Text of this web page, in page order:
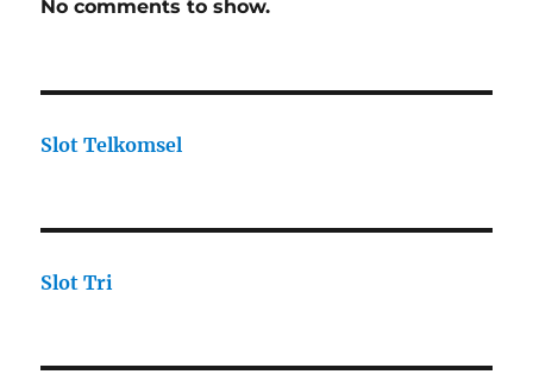
No comments to show.
Slot Telkomsel
Slot Tri